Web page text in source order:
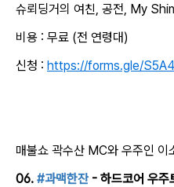
슈뢰딩거의 여친, 공전, My
비용 : 무료 (전 연령대)
신청 : https://forms.gle/
매불쇼 곽수산 MC와 우주인 이
06. #과맥한잔 - 하드코어 우주